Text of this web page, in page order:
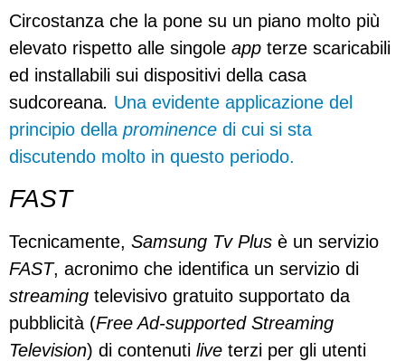
Circostanza che la pone su un piano molto più
elevato rispetto alle singole app terze scaricabili
ed installabili sui dispositivi della casa
sudcoreana. Una evidente applicazione del
principio della prominence di cui si sta
discutendo molto in questo periodo.
FAST
Tecnicamente, Samsung Tv Plus è un servizio
FAST, acronimo che identifica un servizio di
streaming televisivo gratuito supportato da
pubblicità (Free Ad-supported Streaming
Television) di contenuti live terzi per gli utenti